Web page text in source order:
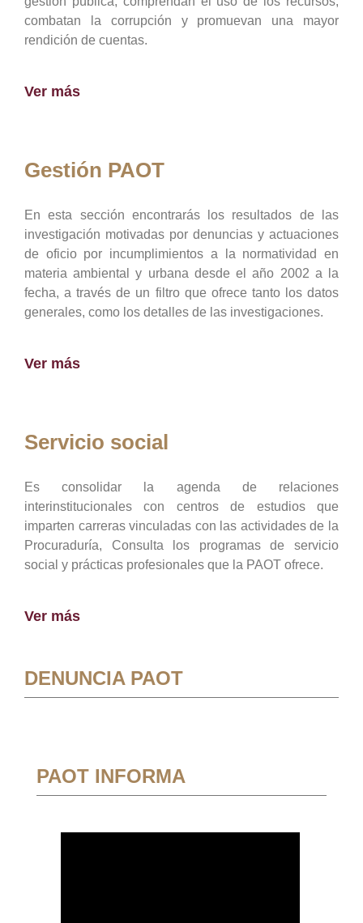
combatan la corrupción y promuevan una mayor
rendición de cuentas.
Ver más
Gestión PAOT
En esta sección encontrarás los resultados de las
investigación motivadas por denuncias y actuaciones
de oficio por incumplimientos a la normatividad en
materia ambiental y urbana desde el año 2002 a la
fecha, a través de un filtro que ofrece tanto los datos
generales, como los detalles de las investigaciones.
Ver más
Servicio social
Es consolidar la agenda de relaciones
interinstitucionales con centros de estudios que
imparten carreras vinculadas con las actividades de la
Procuraduría, Consulta los programas de servicio
social y prácticas profesionales que la PAOT ofrece.
Ver más
DENUNCIA PAOT
PAOT INFORMA